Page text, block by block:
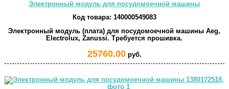
Электронный модуль для посудомоечной машины
Код товара: 140000549083
Электронный модуль (плата) для посудомоечной машины Aeg,
Electrolux, Zanussi. Требуется прошивка.
25760.00руб.